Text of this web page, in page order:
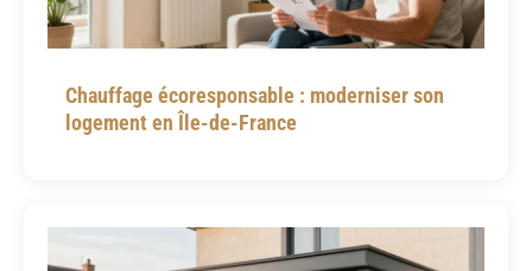
Chauffage écoresponsable : moderniser son
logement en Île-de-France